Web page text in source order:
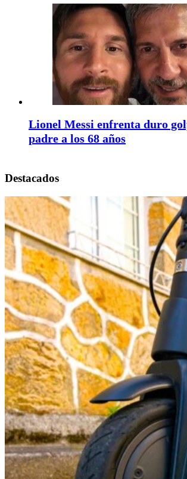
Lionel Messi enfrenta duro
padre a los 68 años
Destacados